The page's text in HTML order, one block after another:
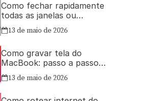
Como fechar rapidamente
todas as janelas ou
aplicativos abertos no Mac
13 de maio de 2026
Como gravar tela do
MacBook: passo a passo
simples
13 de maio de 2026